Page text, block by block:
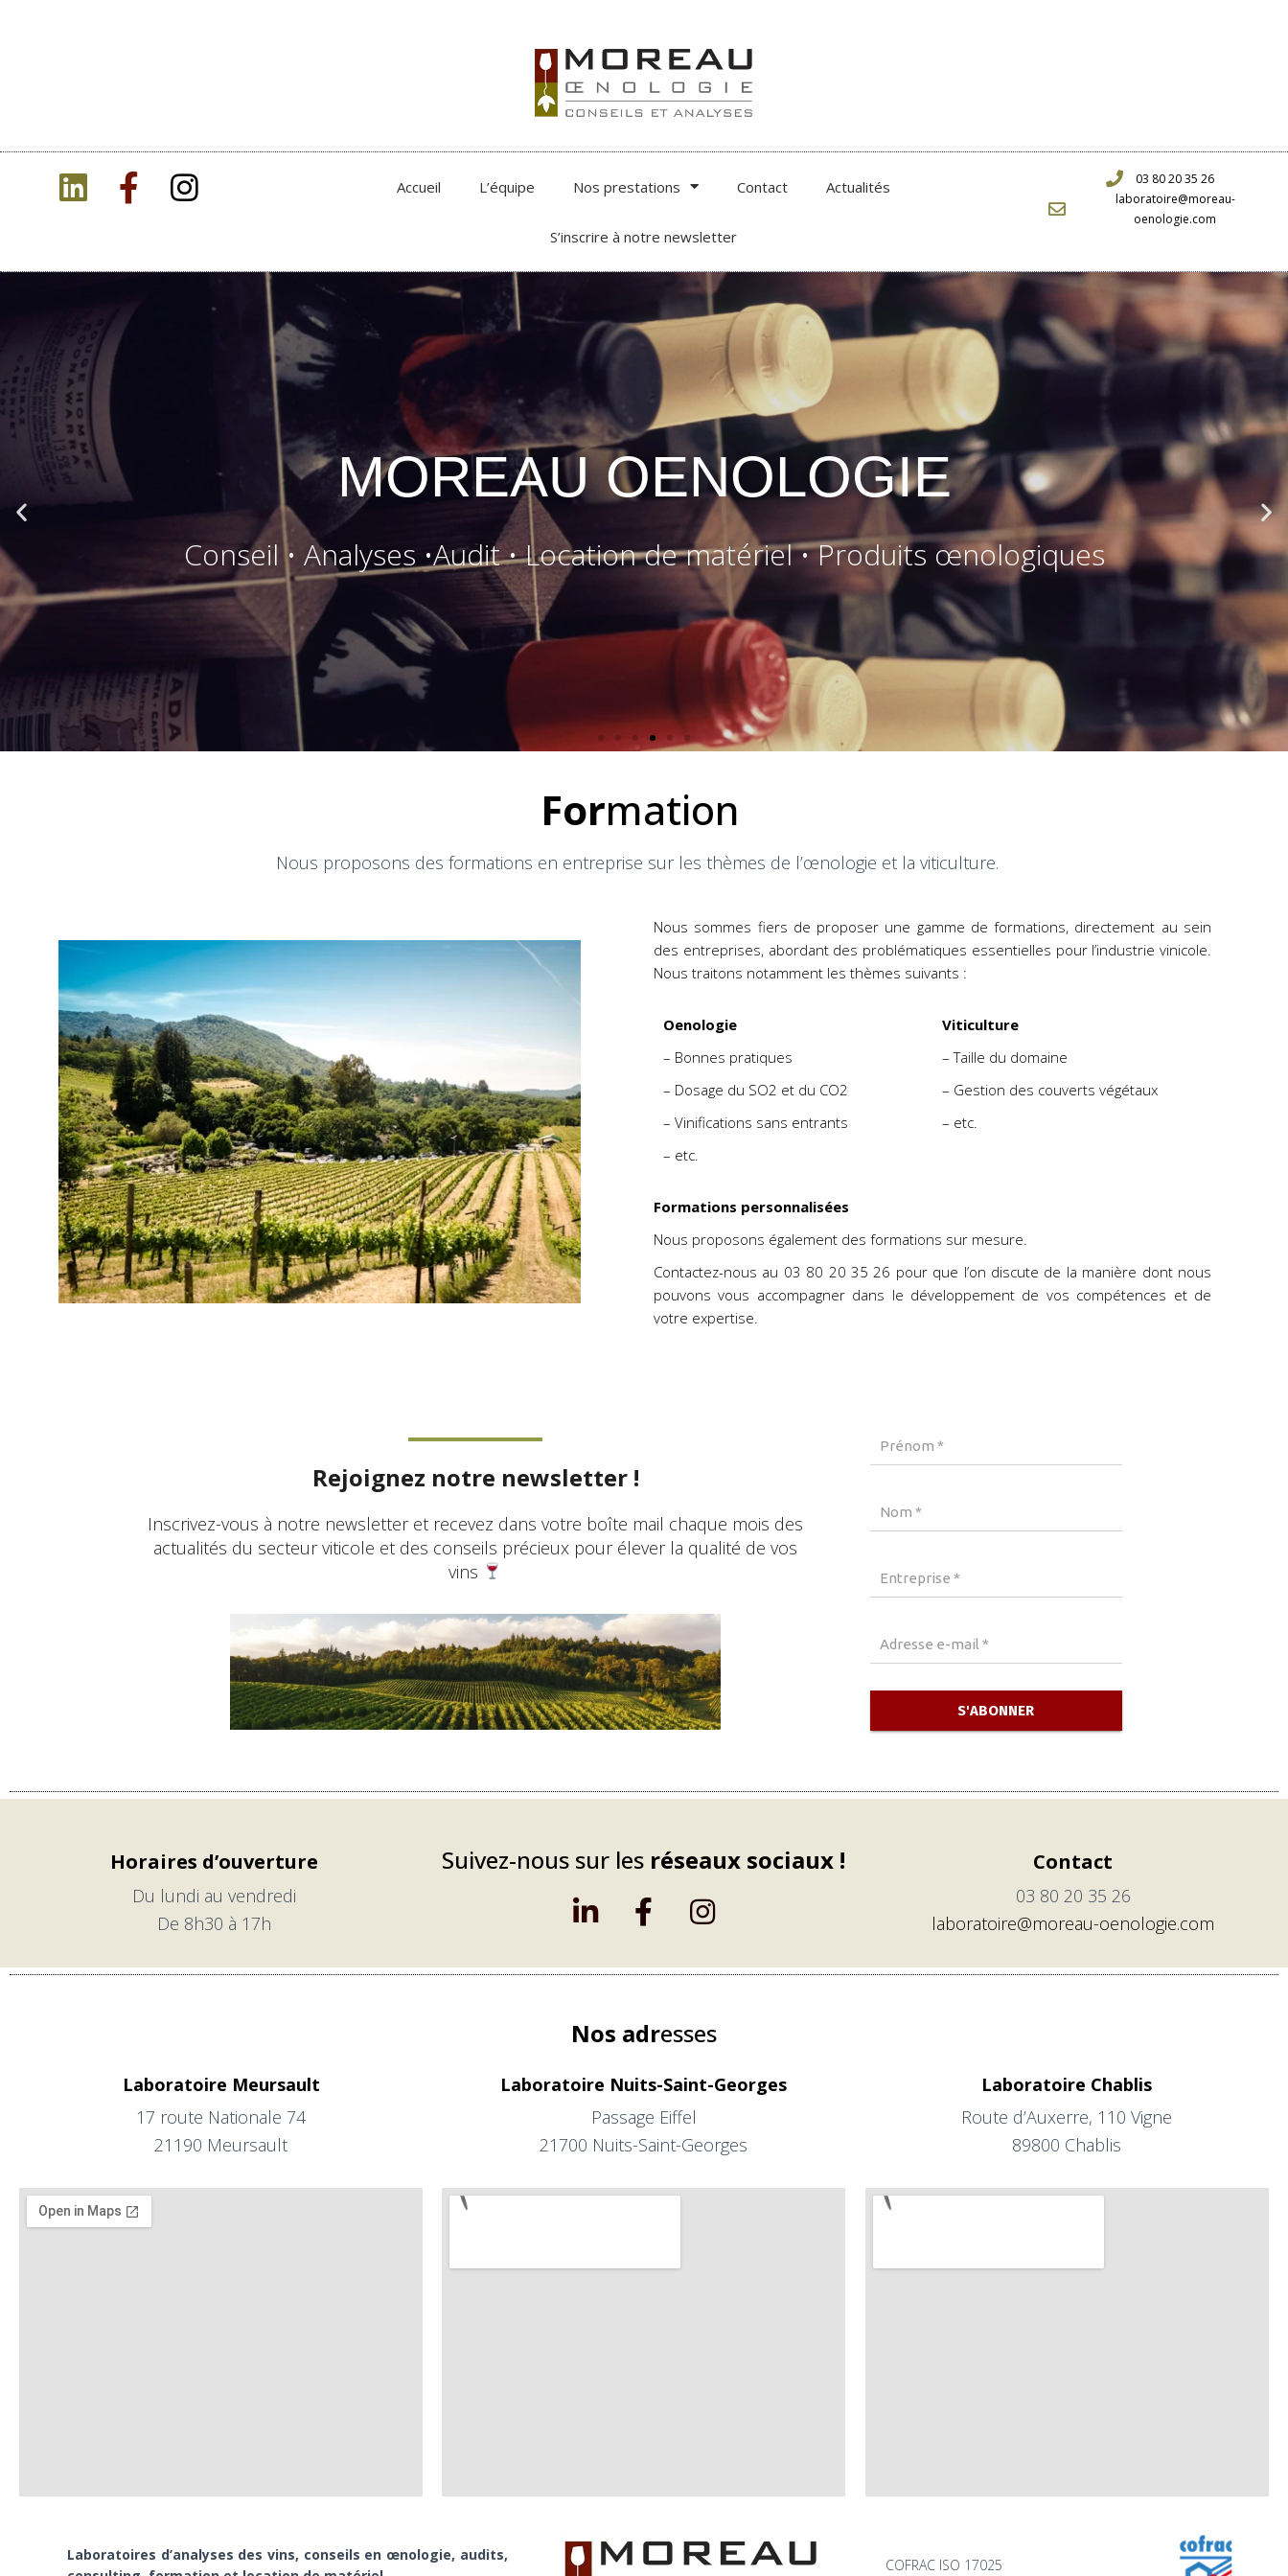
Accueil L’équipe Nos prestations Contact Actualités
S’inscrire à notre newsletter
03 80 20 35 26
laboratoire@moreau-
oenologie.com
Formation
Nous proposons des formations en entreprise sur les thèmes de l’œnologie et la viticulture.
Nous sommes fiers de proposer une gamme de formations, directement au sein
des entreprises, abordant des problématiques essentielles pour l’industrie vinicole.
Nous traitons notamment les thèmes suivants :
Oenologie
– Bonnes pratiques
– Dosage du SO2 et du CO2
– Vinifications sans entrants
– etc.
Viticulture
– Taille du domaine
– Gestion des couverts végétaux
– etc.
Formations personnalisées
Nous proposons également des formations sur mesure.
Contactez-nous au 03 80 20 35 26 pour que l’on discute de la manière dont nous
pouvons vous accompagner dans le développement de vos compétences et de
votre expertise.
Rejoignez notre newsletter !
Inscrivez-vous à notre newsletter et recevez dans votre boîte mail chaque mois des
actualités du secteur viticole et des conseils précieux pour élever la qualité de vos
vins
Horaires d’ouverture
Du lundi au vendredi
De 8h30 à 17h
Suivez-nous sur les réseaux sociaux ! Contact
03 80 20 35 26
laboratoire@moreau-oenologie.com
Nos adresses
Laboratoire Meursault
17 route Nationale 74
21190 Meursault
Laboratoire Nuits-Saint-Georges
Passage Eiffel
21700 Nuits-Saint-Georges
Laboratoire Chablis
Route d’Auxerre, 110 Vigne
89800 Chablis
Laboratoires d’analyses des vins, conseils en œnologie, audits,
COFRAC ISO 17025